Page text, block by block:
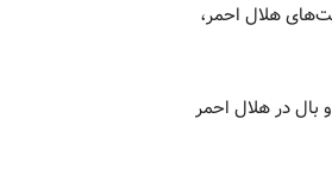
هلال احمر،
بال در هلال احمر